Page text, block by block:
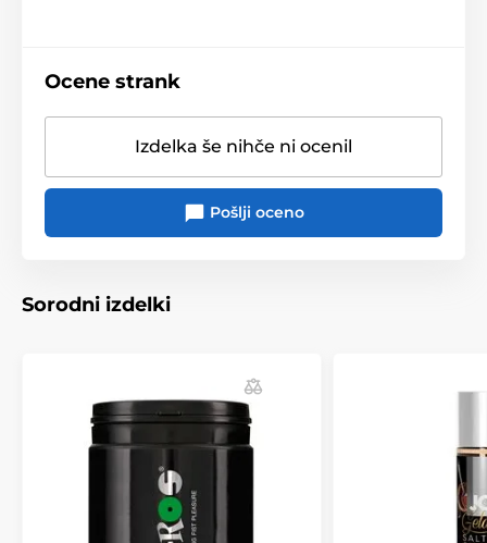
Ocene strank
Izdelka še nihče ni ocenil
Pošlji oceno
Sorodni izdelki